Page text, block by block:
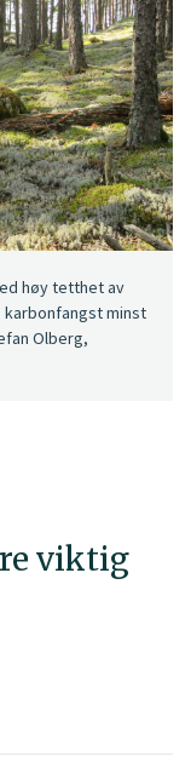
viktig
høy tetthet av
minst
Olberg,